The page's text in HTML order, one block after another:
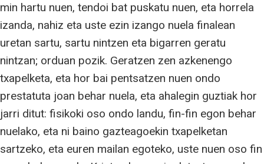
min hartu nuen, tendoi bat puskatu nuen, eta horrela
izanda, nahiz eta uste ezin izango nuela finalean
uretan sartu, sartu nintzen eta bigarren geratu
nintzan; orduan pozik. Geratzen zen azkenengo
txapelketa, eta hor bai pentsatzen nuen ondo
prestatuta joan behar nuela, eta ahalegin guztiak hor
jarri ditut: fisikoki oso ondo landu, fin-fin egon behar
nuelako, eta ni baino gazteagoekin txapelketan
sartzeko, eta euren mailan egoteko, uste nuen oso fin